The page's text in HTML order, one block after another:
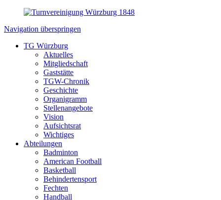
Navigation überspringen
TG Würzburg
Aktuelles
Mitgliedschaft
Gaststätte
TGW-Chronik
Geschichte
Organigramm
Stellenangebote
Vision
Aufsichtsrat
Wichtiges
Abteilungen
Badminton
American Football
Basketball
Behindertensport
Fechten
Handball